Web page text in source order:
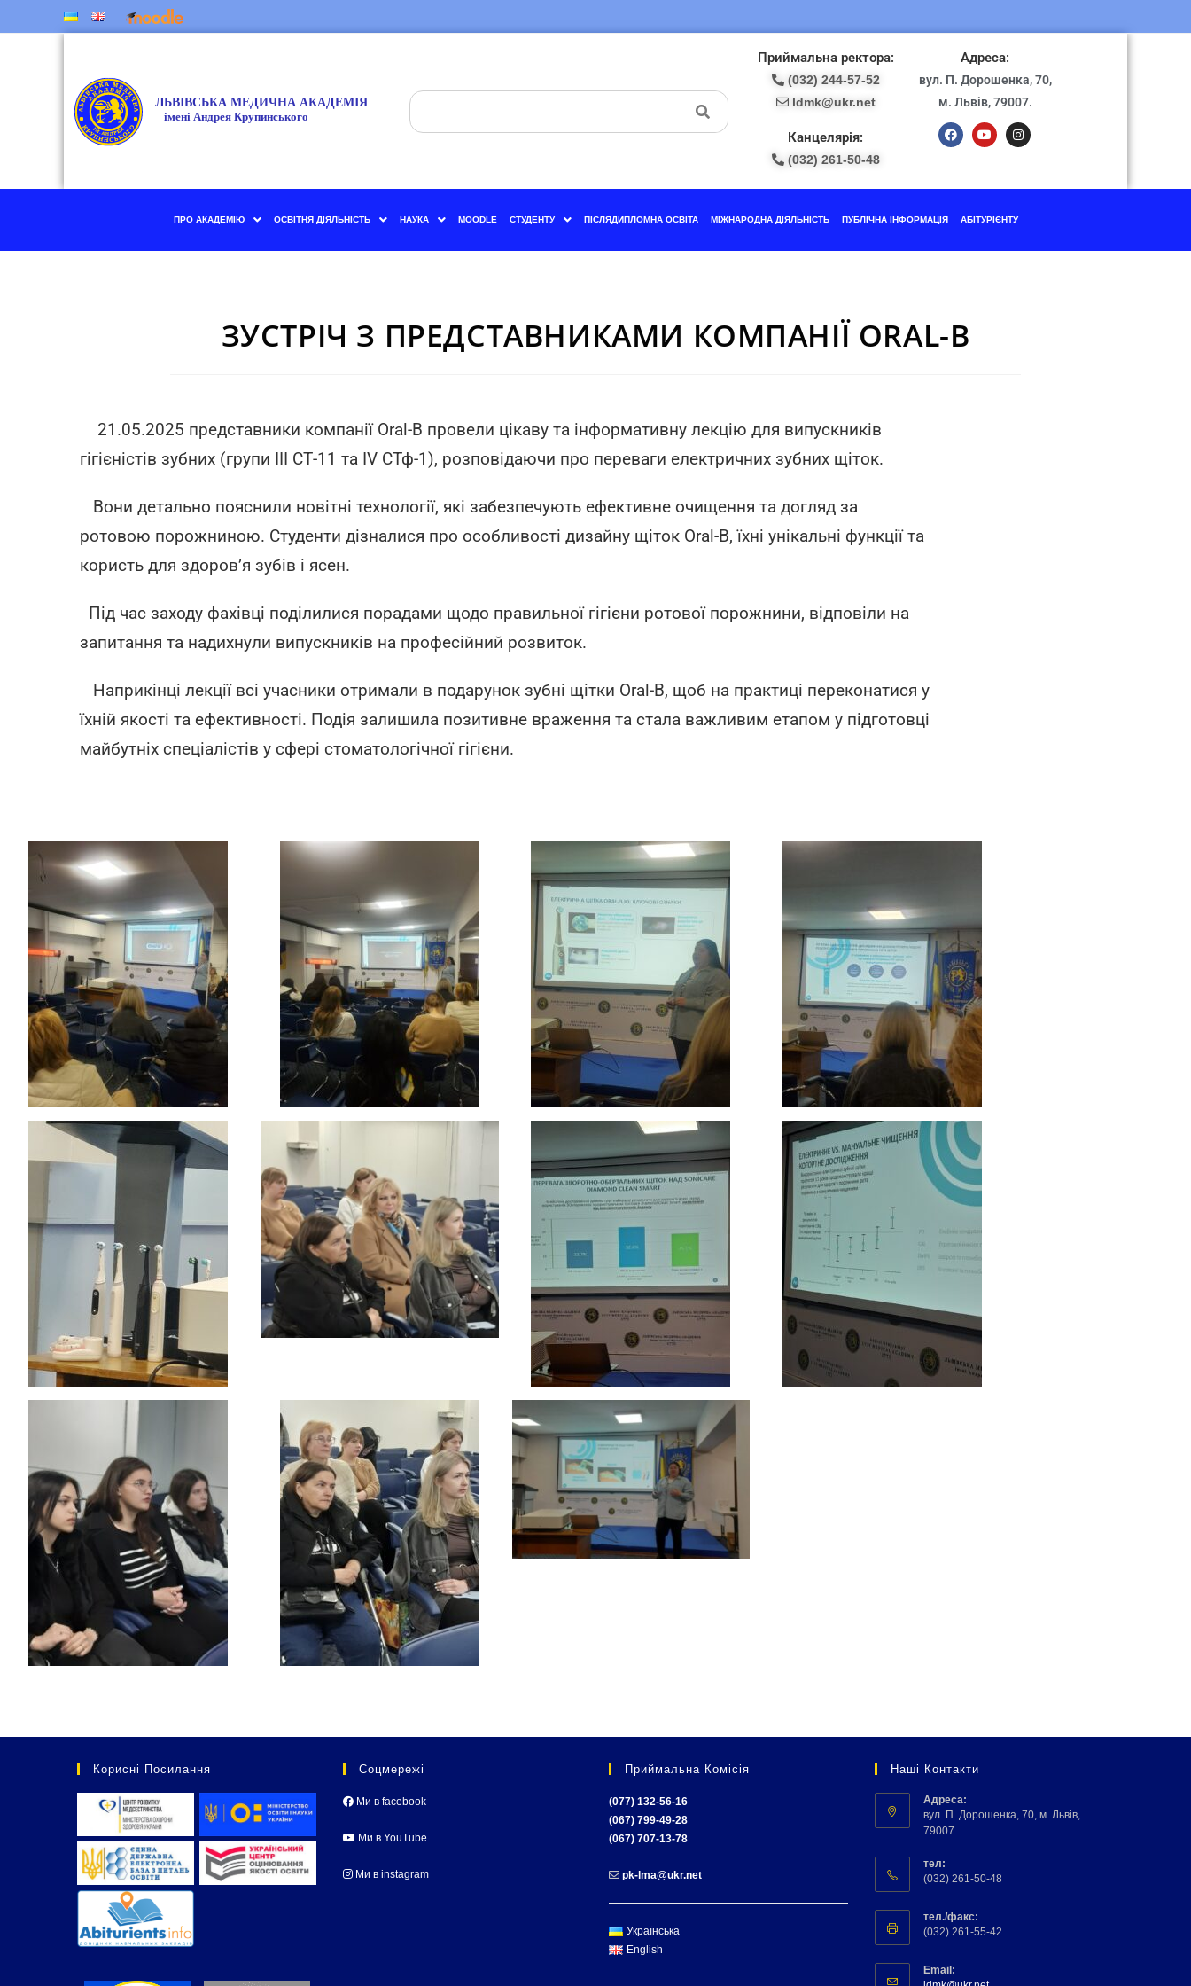
Приймальна ректора:
(032) 244-57-52
ldmk@ukr.net
Канцелярія:
(032) 261-50-48
Адреса:
вул. П. Дорошенка, 70,
м. Львів, 79007.
ПРО АКАДЕМІЮ ОСВІТНЯ ДІЯЛЬНІСТЬ НАУКА MOODLE СТУДЕНТУ ПІСЛЯДИПЛОМНА ОСВІТА МІЖНАРОДНА ДІЯЛЬНІСТЬ ПУБЛІЧНА ІНФОРМАЦІЯ АБІТУРІЄНТУ
ЗУСТРІЧ З ПРЕДСТАВНИКАМИ КОМПАНІЇ ОRAL-B
21.05.2025 представники компанії Oral-B провели цікаву та інформативну лекцію для випускників
гігієністів зубних (групи ІІІ СТ-11 та ІV СТф-1), розповідаючи про переваги електричних зубних щіток.
Вони детально пояснили новітні технології, які забезпечують ефективне очищення та догляд за
ротовою порожниною. Студенти дізналися про особливості дизайну щіток Oral-B, їхні унікальні функції та
користь для здоров’я зубів і ясен.
Під час заходу фахівці поділилися порадами щодо правильної гігієни ротової порожнини, відповіли на
запитання та надихнули випускників на професійний розвиток.
Наприкінці лекції всі учасники отримали в подарунок зубні щітки Oral-B, щоб на практиці переконатися у
їхній якості та ефективності. Подія залишила позитивне враження та стала важливим етапом у підготовці
майбутніх спеціалістів у сфері стоматологічної гігієни.
Корисні Посилання Соцмережі
Ми в facebook
Ми в YouTube
Ми в instagram
Приймальна Комісія
(077) 132-56-16
(067) 799-49-28
(067) 707-13-78
pk-lma@ukr.net
Українська
English
Наші Контакти
Адреса:
вул. П. Дорошенка, 70, м. Львів,
79007.
тел:
(032) 261-50-48
тел./факс:
(032) 261-55-42
Email: